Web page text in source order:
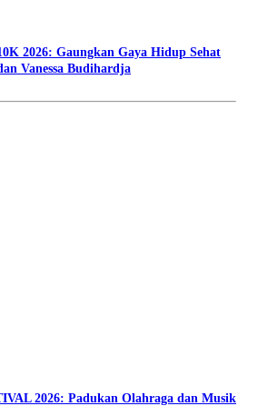
2026: Gaungkan Gaya Hidup Sehat
Vanessa Budihardja
2026: Padukan Olahraga dan Musik